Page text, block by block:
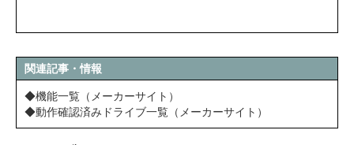
関連記事・情報
◆機能一覧（メーカーサイト）
◆動作確認済みドライブ一覧（メーカーサイト）